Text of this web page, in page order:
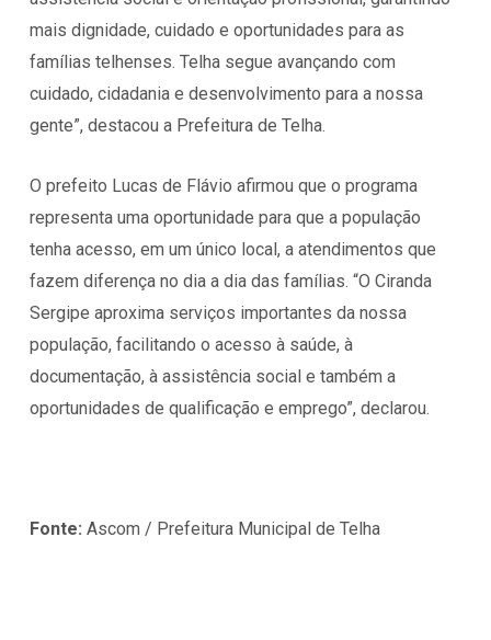
mais dignidade, cuidado e oportunidades para as
famílias telhenses. Telha segue avançando com
cuidado, cidadania e desenvolvimento para a nossa
gente”, destacou a Prefeitura de Telha.
O prefeito Lucas de Flávio afirmou que o programa
representa uma oportunidade para que a população
tenha acesso, em um único local, a atendimentos que
fazem diferença no dia a dia das famílias. “O Ciranda
Sergipe aproxima serviços importantes da nossa
população, facilitando o acesso à saúde, à
documentação, à assistência social e também a
oportunidades de qualificação e emprego”, declarou.
Fonte: Ascom / Prefeitura Municipal de Telha